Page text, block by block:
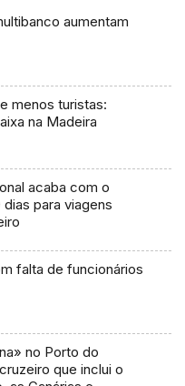
aumentam
menos turistas:
na Madeira
acaba com o
para viagens
de funcionários
no Porto do
que inclui o